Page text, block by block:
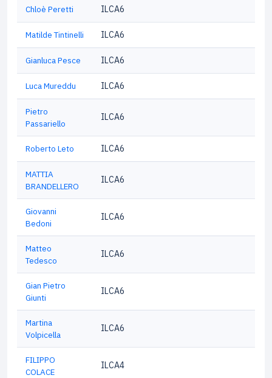
Chloè Peretti ILCA6
Matilde Tintinelli ILCA6
Gianluca Pesce ILCA6
Luca Mureddu ILCA6
Pietro
Passariello
ILCA6
Roberto Leto ILCA6
MATTIA
BRANDELLERO
ILCA6
Giovanni
Bedoni
ILCA6
Matteo
Tedesco
ILCA6
Gian Pietro
Giunti
ILCA6
Martina
Volpicella
ILCA6
FILIPPO
COLACE
ILCA4